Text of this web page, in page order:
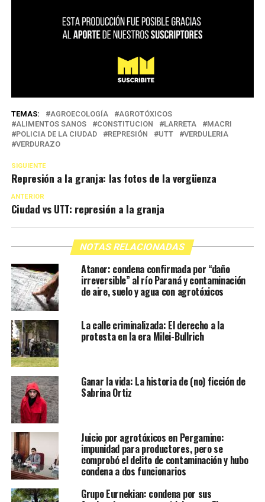
TEMAS: AGROECOLOGÍA
AGROTÓXICOS
ALIMENTOS SANOS
CONSTITUCION LARRETA
MACRI
POLICIA DE LA CIUDAD
REPRESIÓN UTT
VERDULERIA
VERDURAZO
SIGUIENTE
Represión a la granja: las fotos de la vergüenza
ANTERIOR
Ciudad vs UTT: represión a la granja
NOTAS RELACIONADAS
Atanor: condena confirmada por “daño
irreversible” al río Paraná y contaminación
de aire, suelo y agua con agrotóxicos
La calle criminalizada: El derecho a la
protesta en la era Milei-Bullrich
Ganar la vida: La historia de (no) ficción de
Sabrina Ortiz
Juicio por agrotóxicos en Pergamino:
impunidad para productores, pero se
comprobó el delito de contaminación y hubo
condena a dos funcionarios
Grupo Eurnekian: condena por sus